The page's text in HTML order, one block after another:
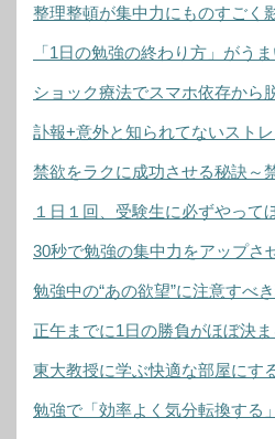
整理整頓が集中力にものすごく
「1日の勉強の終わり方」がう
ショック療法でスマホ依存から
訃報+意外と知られてないスト
禁欲をラクに成功させる秘訣～
１日１回、受験生に必ずやって
30秒で勉強の集中力をアップさ
勉強中の“あの欲望”に注意すべ
正午までに1日の勝負がほぼ決
東大教授に学ぶ快適な部屋にす
勉強で「効率よく気分転換する